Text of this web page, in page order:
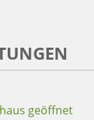
geöffnet